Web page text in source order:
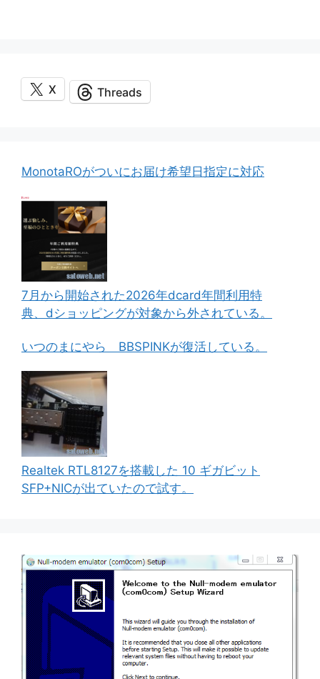
X Threads
MonotaROがついにお届け希望日指定に対応
7月から開始された2026年dcard年間利用特
典、dショッピングが対象から外されている。
いつのまにやら BBSPINKが復活している。
Realtek RTL8127を搭載した 10 ギガビット
SFP+NICが出ていたので試す。